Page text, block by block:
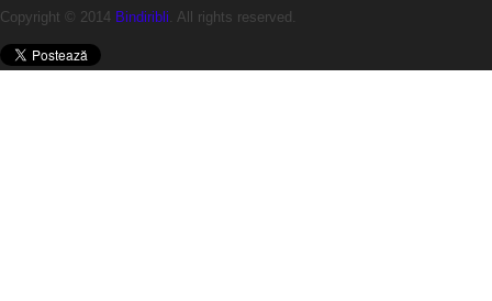
Copyright © 2014 Bindiribli. All rights reserved.